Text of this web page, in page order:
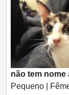
não tem nome
Pequeno |